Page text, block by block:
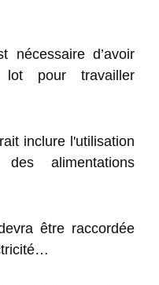
nécessaire d’avoir
lot pour travailler
inclure l'utilisation
alimentations
être raccordée